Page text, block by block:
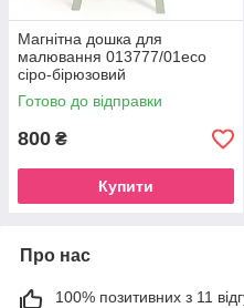
Магнітна дошка для
малювання 013777/01eco
сіро-бірюзовий
Готово до відправки
800 ₴
Купити
Про нас
100% позитивних з 11